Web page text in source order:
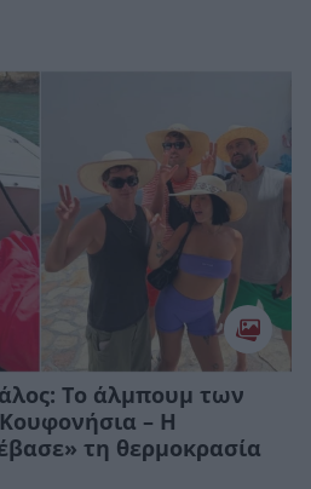
Το άλμπουμ των
– Η
τη θερμοκρασία